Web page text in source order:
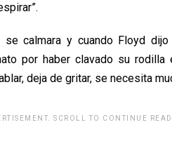
calmara y cuando Floyd
por haber clavado su
deja de gritar, se necesita
SCROLL TO CONTINUE